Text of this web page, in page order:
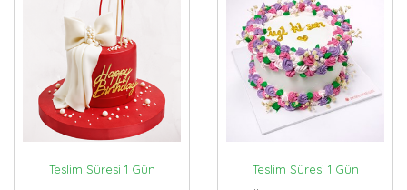
Teslim Süresi 1 Gün Teslim Süresi 1 Gün